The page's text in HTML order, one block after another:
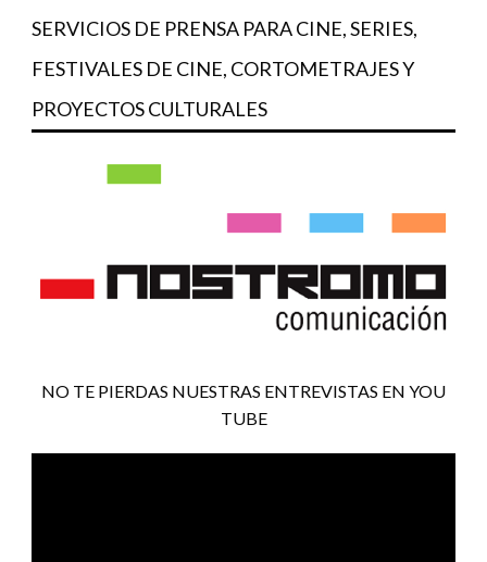
SERVICIOS DE PRENSA PARA CINE, SERIES,
FESTIVALES DE CINE, CORTOMETRAJES Y
PROYECTOS CULTURALES
NO TE PIERDAS NUESTRAS ENTREVISTAS EN YOU
TUBE